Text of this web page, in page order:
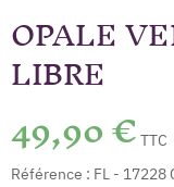
OPALE
LIBRE
49,90 € TTC
Référence : FL - 17228